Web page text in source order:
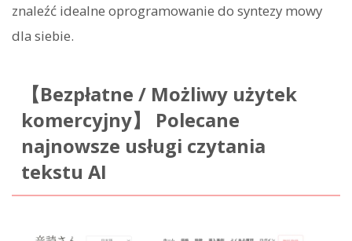
znaleźć idealne oprogramowanie do syntezy mowy
dla siebie.
【Bezpłatne / Możliwy użytek
komercyjny】 Polecane
najnowsze usługi czytania
tekstu AI